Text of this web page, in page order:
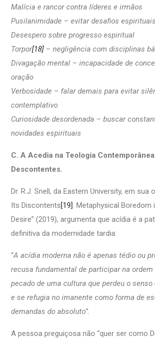
Malícia e rancor contra líderes e irmãos
Pusilanimidade – evitar desafios espirituais
Desespero sobre progresso espiritual
Torpor[18] – negligência com disciplinas
Divagação mental – incapacidade de
oração
Verbosidade – falar demais para evitar
contemplativo
Curiosidade desordenada – buscar
novidades espirituais
C. A Acedia na Teologia
Descontentes.
Dr. R.J. Snell, da Eastern University, em sua
Its Discontents[19]: Metaphysical Boredom
Desire” (2019), argumenta que acídia é a
definitiva da modernidade tardia:
“A acídia moderna não é apenas tédio ou
recusa fundamental de participar na ordem
pecado de uma cultura que perdeu o
e se refugia no imanente como forma de
demandas do absoluto”.
A pessoa preguiçosa não “quer ser como